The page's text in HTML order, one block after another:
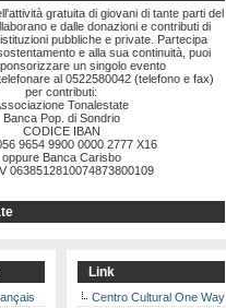
gratuita di giovani di tante parti del
e dalle donazioni e contributi di
pubbliche e private. Partecipa
e alla sua continuità, puoi
un singolo evento
al 0522580042 (telefono e fax)
per contributi:
Tonalestate
Banca Pop. di Sondrio
CODICE IBAN
9654 9900 0000 2777 X16
oppure Banca Carisbo
0638512810074873800109
Link
Centro Cultural One Way